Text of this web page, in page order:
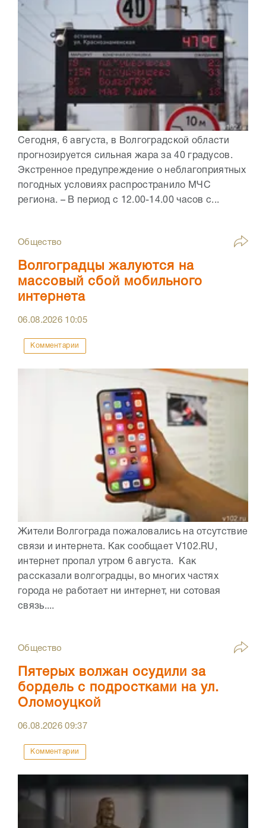
Сегодня, 6 августа, в Волгоградской области
прогнозируется сильная жара за 40 градусов.
Экстренное предупреждение о неблагоприятных
погодных условиях распространило МЧС
региона. – В период с 12.00-14.00 часов с...
Общество
Волгоградцы жалуются на
массовый сбой мобильного
интернета
06.08.2026 10:05
Комментарии
Жители Волгограда пожаловались на отсутствие
связи и интернета. Как сообщает V102.RU,
интернет пропал утром 6 августа. Как
рассказали волгоградцы, во многих частях
города не работает ни интернет, ни сотовая
связь....
Общество
Пятерых волжан осудили за
бордель с подростками на ул.
Оломоуцкой
06.08.202609:37
Комментарии